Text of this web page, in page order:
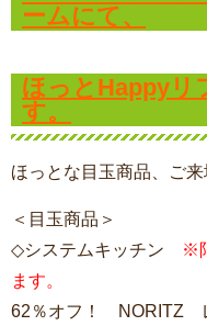
ームにて、
ほっとHappyリ
す。
ほっとな目玉商品、ご
＜目玉商品＞
◇システムキッチン
※
ます。
62％オフ！ NORITZ